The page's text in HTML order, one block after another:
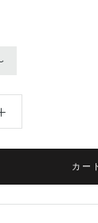
カー